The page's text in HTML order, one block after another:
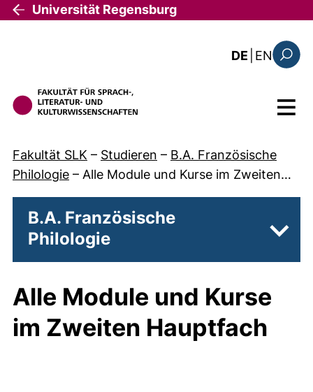
Direkt zum Inhalt
Universität Regensburg
DE EN: the
Menü
Fakultät SLK – Studieren – B.A. Französische
Philologie – Alle Module und Kurse im Zweiten…
B.A. Französische
Philologie
Alle Module und Kurse
im Zweiten Hauptfach